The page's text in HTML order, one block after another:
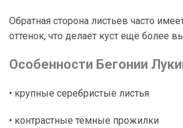
Обратная сторона листьев часто
оттенок, что делает куст ещё более
Особенности Бегонии
• крупные серебристые листья
• контрастные тёмные прожилки